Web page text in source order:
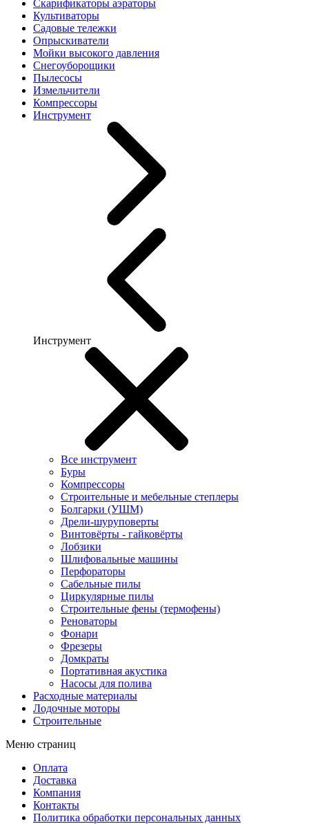
Скарификаторы аэраторы
Культиваторы
Садовые тележки
Опрыскиватели
Мойки высокого давления
Снегоуборощики
Пылесосы
Измельчители
Компрессоры
Инструмент
Инструмент
Все инструмент
Буры
Компрессоры
Строительные и мебельные степлеры
Болгарки (УШМ)
Дрели-шуруповерты
Винтовёрты - гайковёрты
Лобзики
Шлифовальные машины
Перфораторы
Сабельные пилы
Циркулярные пилы
Строительные фены (термофены)
Реноваторы
Фонари
Фрезеры
Домкраты
Портативная акустика
Насосы для полива
Расходные материалы
Лодочные моторы
Строительные
Меню страниц
Оплата
Доставка
Компания
Контакты
Политика обработки персональных данных